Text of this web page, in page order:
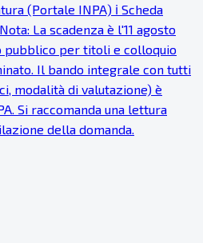
(Portale INPA) ℹ Scheda
La scadenza è l'11 agosto
pubblico per titoli e colloquio
Il bando integrale con tutti
modalità di valutazione) è
Si raccomanda una lettura
della domanda.